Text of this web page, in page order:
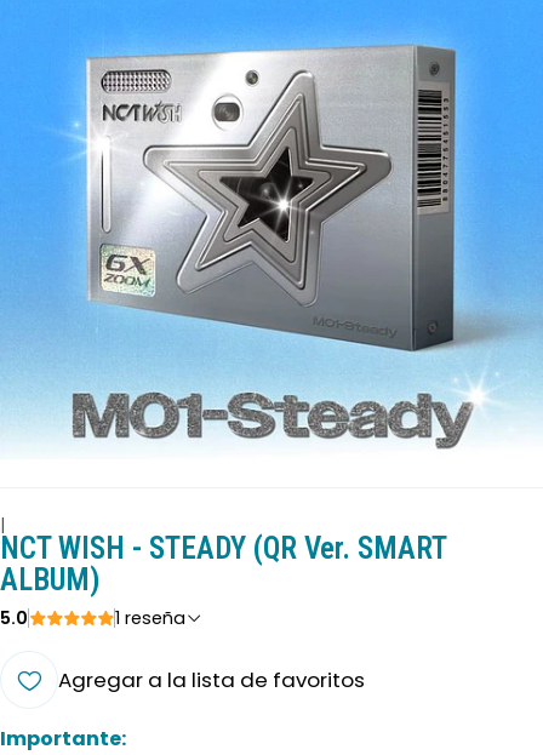
|
NCT WISH - STEADY (QR Ver. SMART
ALBUM)
5.0 1 reseña
Agregar a la lista de favoritos
Importante: